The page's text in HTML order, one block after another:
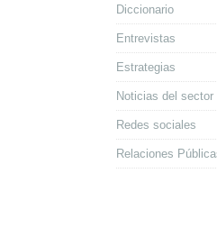
Diccionario
Entrevistas
Estrategias
Noticias del sector
Redes sociales
Relaciones